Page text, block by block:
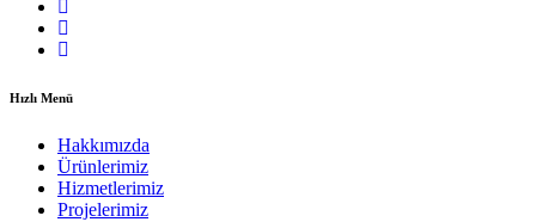
Hızlı Menü
Hakkımızda
Ürünlerimiz
Hizmetlerimiz
Projelerimiz